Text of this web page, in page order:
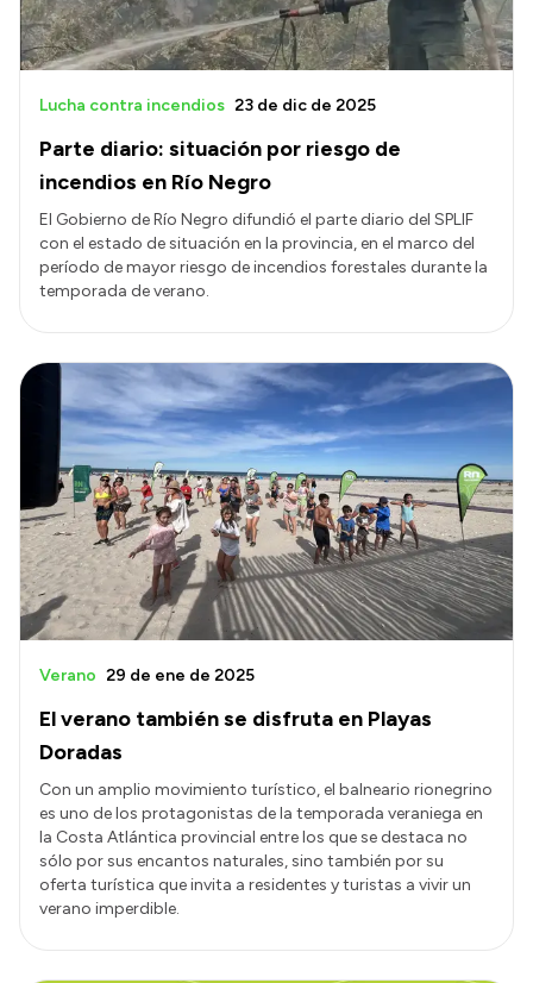
Parte diario: situación por riesgo de
incendios en Río Negro
Lucha contra incendios 23 de dic de 2025
El Gobierno de Río Negro difundió el parte diario del SPLIF
con el estado de situación en la provincia, en el marco del
período de mayor riesgo de incendios forestales durante la
temporada de verano.
El verano también se disfruta en Playas
Doradas
Verano 29 de ene de 2025
Con un amplio movimiento turístico, el balneario rionegrino
es uno de los protagonistas de la temporada veraniega en
la Costa Atlántica provincial entre los que se destaca no
sólo por sus encantos naturales, sino también por su
oferta turística que invita a residentes y turistas a vivir un
verano imperdible.